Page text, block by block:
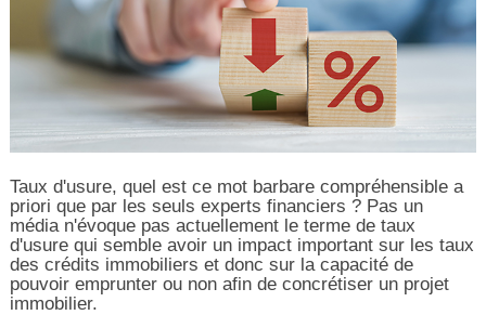
Taux d'usure, quel est ce mot barbare compréhensible a
priori que par les seuls experts financiers ? Pas un
média n'évoque pas actuellement le terme de taux
d'usure qui semble avoir un impact important sur les taux
des crédits immobiliers et donc sur la capacité de
pouvoir emprunter ou non afin de concrétiser un projet
immobilier.